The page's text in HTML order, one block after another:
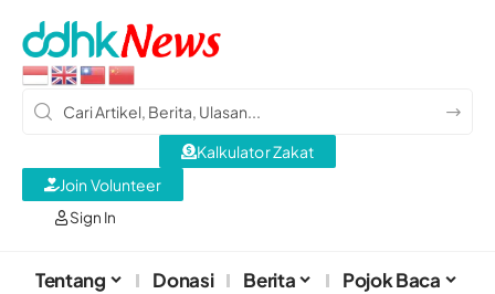
Sign In
Kalkulator Zakat
Join Volunteer
Tentang Donasi Berita Pojok Baca